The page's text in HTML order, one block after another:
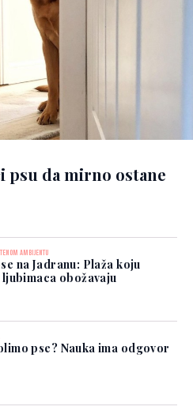
psu da mirno ostane
AMBIJENTU
na Jadranu: Plaža koju
obožavaju
pse? Nauka ima odgovor